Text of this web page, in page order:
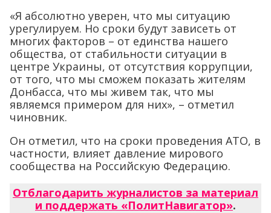
«Я абсолютно уверен, что мы ситуацию
урегулируем. Но сроки будут зависеть от
многих факторов – от единства нашего
общества, от стабильности ситуации в
центре Украины, от отсутствия коррупции,
от того, что мы сможем показать жителям
Донбасса, что мы живем так, что мы
являемся примером для них», – отметил
чиновник.
Он отметил, что на сроки проведения АТО, в
частности, влияет давление мирового
сообщества на Российскую Федерацию.
Отблагодарить журналистов за материал
и поддержать «ПолитНавигатор».